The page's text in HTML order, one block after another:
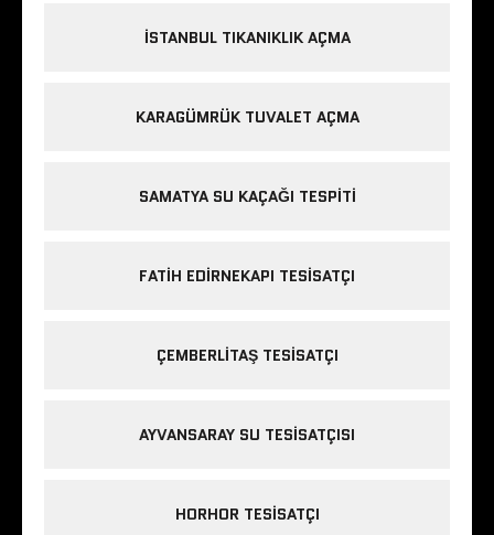
ISTANBUL TIKANIKLIK AÇMA
KARAGÜMRÜK TUVALET AÇMA
SAMATYA SU KAÇAĞI TESPITI
FATIH EDIRNEKAPI TESISATÇI
ÇEMBERLITAŞ TESISATÇI
AYVANSARAY SU TESISATÇISI
HORHOR TESISATÇI